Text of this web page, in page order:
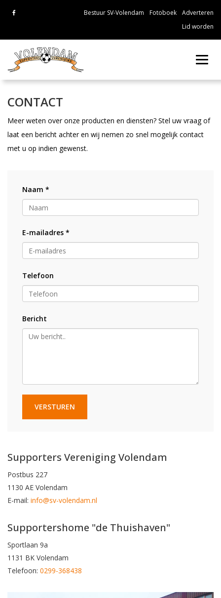
Bestuur SV-Volendam Fotoboek
Adverteren
Lid worden
CONTACT
Meer weten over onze producten en diensten? Stel uw vraag of
laat een bericht achter en wij nemen zo snel mogelijk contact
met u op indien gewenst.
Naam *
E-mailadres *
Telefoon
Bericht
VERSTUREN
Supporters Vereniging Volendam
Postbus 227
1130 AE Volendam
E-mail: info@sv-volendam.nl
Supportershome "de Thuishaven"
Sportlaan 9a
1131 BK Volendam
Telefoon: 0299-368438